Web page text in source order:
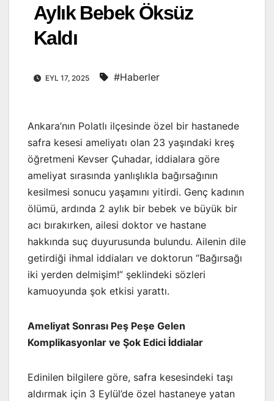
Aylık Bebek Öksüz
Kaldı
EYL 17, 2025 #Haberler
Ankara’nın Polatlı ilçesinde özel bir hastanede
safra kesesi ameliyatı olan 23 yaşındaki kreş
öğretmeni Kevser Çuhadar, iddialara göre
ameliyat sırasında yanlışlıkla bağırsağının
kesilmesi sonucu yaşamını yitirdi. Genç kadının
ölümü, ardında 2 aylık bir bebek ve büyük bir
acı bırakırken, ailesi doktor ve hastane
hakkında suç duyurusunda bulundu. Ailenin dile
getirdiği ihmal iddiaları ve doktorun “Bağırsağı
iki yerden delmişim!” şeklindeki sözleri
kamuoyunda şok etkisi yarattı.
Ameliyat Sonrası Peş Peşe Gelen
Komplikasyonlar ve Şok Edici İddialar
Edinilen bilgilere göre, safra kesesindeki taşı
aldırmak için 3 Eylül’de özel hastaneye yatan